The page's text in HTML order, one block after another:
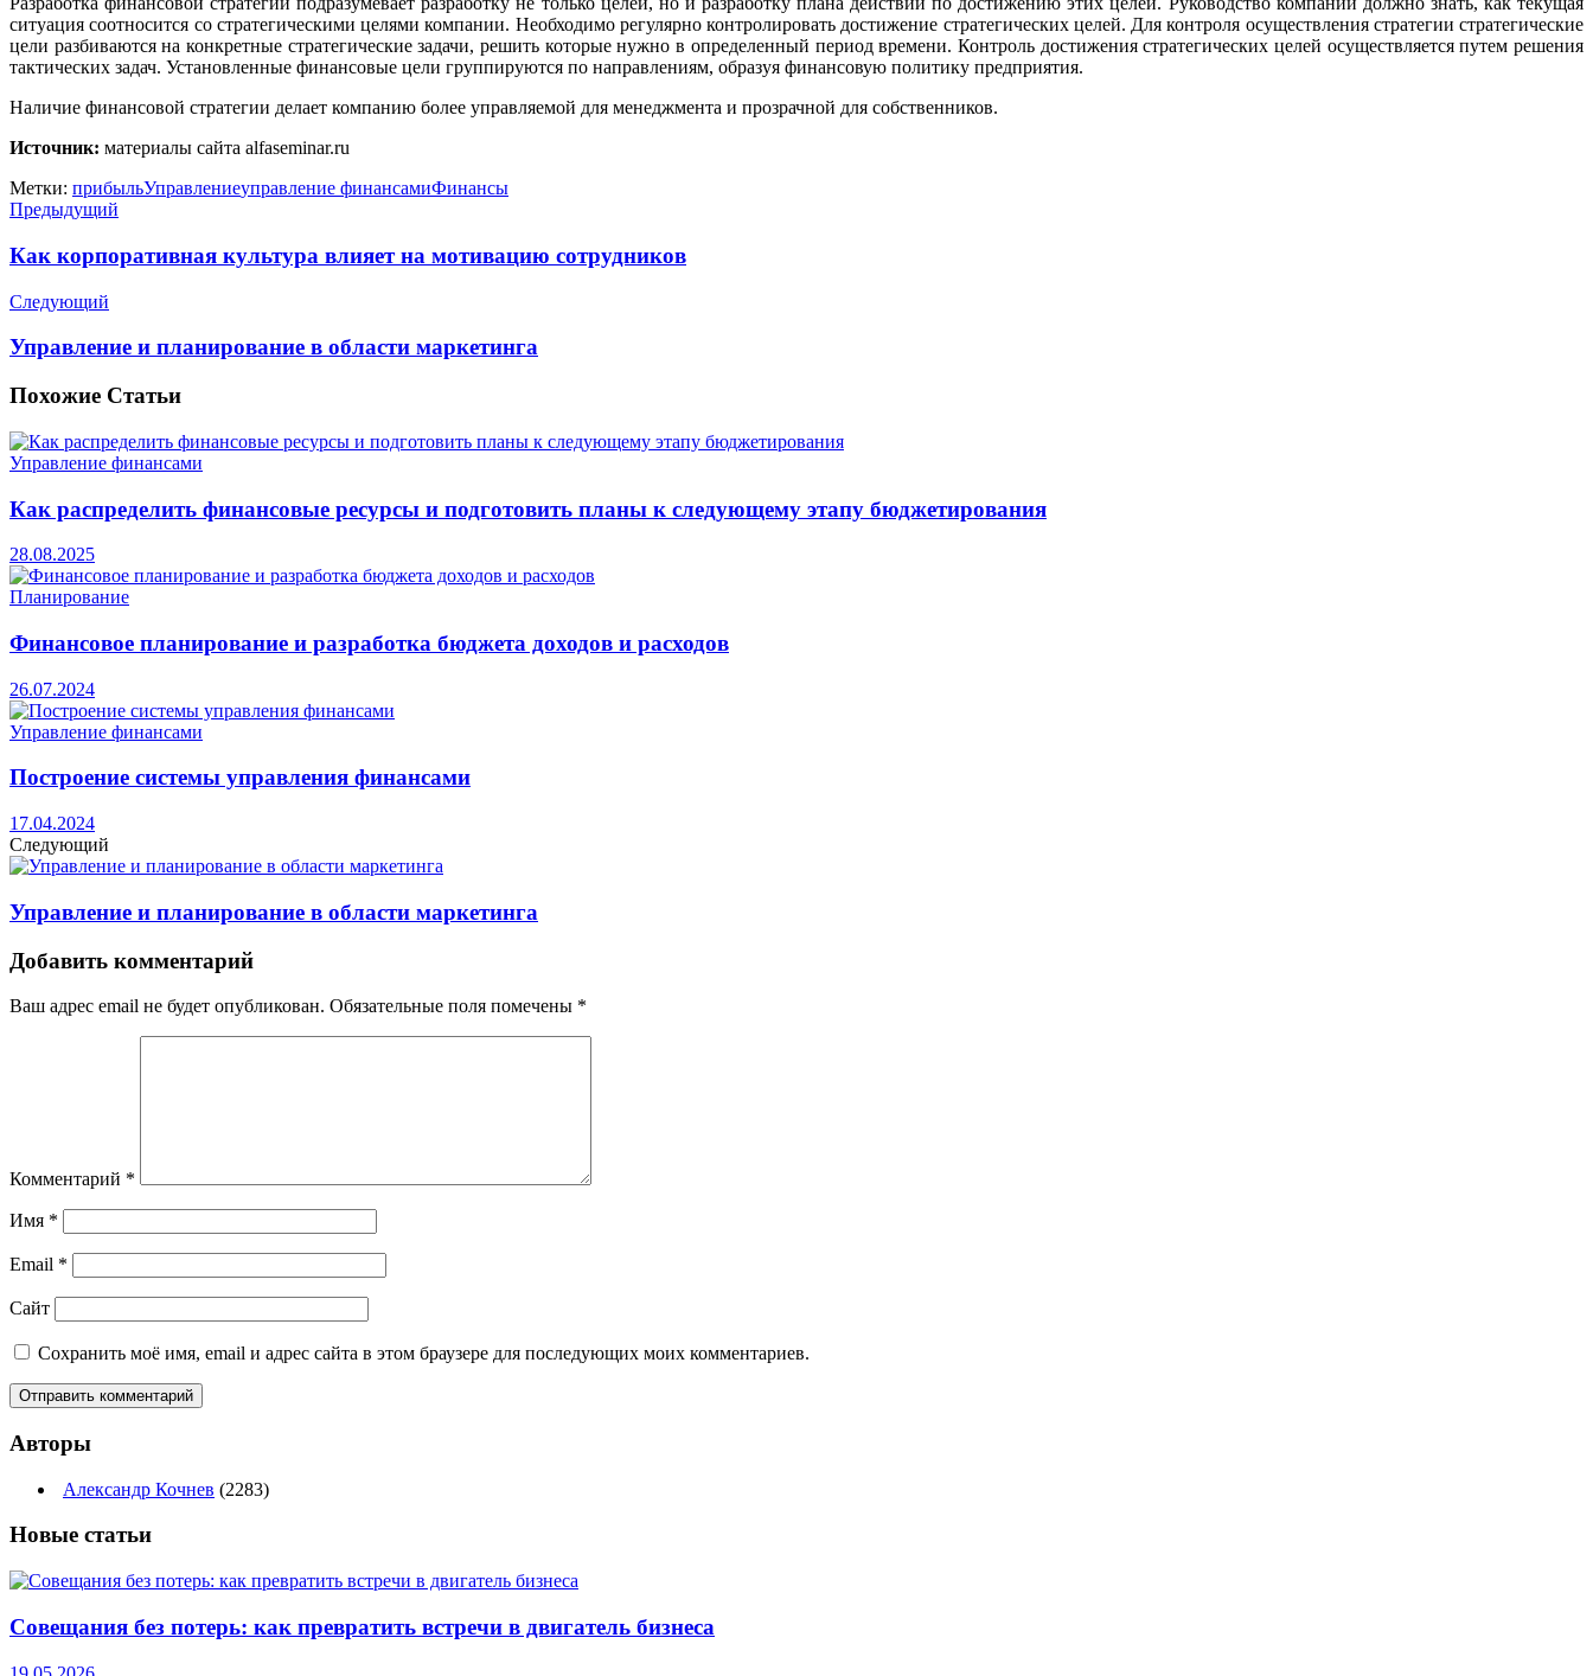
ситуация соотносится со стратегическими целями компании. Необходимо регулярно контролировать достижение стратегических целей. Для контроля осуществления стратегии стратегические
цели разбиваются на конкретные стратегические задачи, решить которые нужно в определенный период времени. Контроль достижения стратегических целей осуществляется путем решения
тактических задач. Установленные финансовые цели группируются по направлениям, образуя финансовую политику предприятия.
Наличие финансовой стратегии делает компанию более управляемой для менеджмента и прозрачной для собственников.
Источник: материалы сайта alfaseminar.ru
Метки: прибыльУправлениеуправление финансамиФинансы
Предыдущий
Как корпоративная культура влияет на мотивацию сотрудников
Следующий
Управление и планирование в области маркетинга
Похожие Статьи
Управление финансами
Как распределить финансовые ресурсы и подготовить планы к следующему этапу бюджетирования
28.08.2025
Планирование
Финансовое планирование и разработка бюджета доходов и расходов
26.07.2024
Управление финансами
Построение системы управления финансами
17.04.2024
Следующий
Управление и планирование в области маркетинга
Добавить комментарий
Ваш адрес email не будет опубликован. Обязательные поля помечены *
Комментарий *
Имя *
Email *
Сайт
Сохранить моё имя, email и адрес сайта в этом браузере для последующих моих комментариев.
Авторы
Александр Кочнев (2283)
Новые статьи
Совещания без потерь: как превратить встречи в двигатель бизнеса